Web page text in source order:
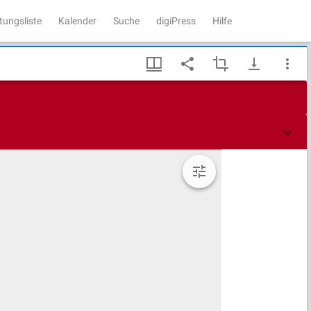
Kalender Suche digiPress Hilfe